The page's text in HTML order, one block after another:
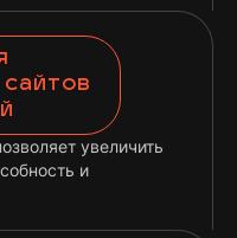
увеличить
и